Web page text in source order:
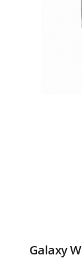
Galaxy